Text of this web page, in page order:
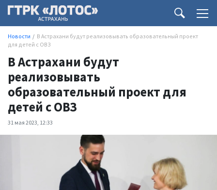
Новости
В Астрахани будут реализовывать образовательный проект
для детей с ОВЗ
В Астрахани будут
реализовывать
образовательный проект для
детей с ОВЗ
31 мая 2023, 12:33